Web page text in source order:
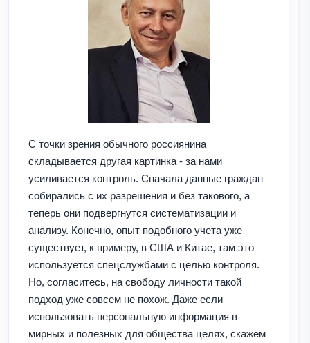
С точки зрения обычного россиянина
складывается другая картинка - за нами
усиливается контроль. Сначала данные граждан
собирались с их разрешения и без такового, а
теперь они подвергнутся систематизации и
анализу. Конечно, опыт подобного учета уже
существует, к примеру, в США и Китае, там это
используется спецслужбами с целью контроля.
Но, согласитесь, на свободу личности такой
подход уже совсем не похож. Даже если
использовать персональную информация в
мирных и полезных для общества целях, скажем